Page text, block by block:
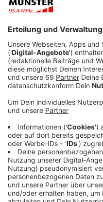
Anzeige
In der aktuellen
nicht gerade gespart und
deutlich wärmer gehabt.
witterungsbereinigt 17 %
Energiedienstleister
die Verbräuche der
größten Städten